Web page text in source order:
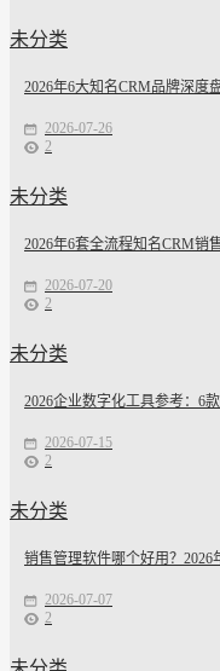
未分类
2026年6大知名CRM品牌深度
2026-07-26
2
未分类
2026年6套全流程知名CRM销
2026-07-20
2
未分类
2026企业数字化工具参考：6
2026-07-15
2
未分类
销售管理软件哪个好用？
2026-07-07
2